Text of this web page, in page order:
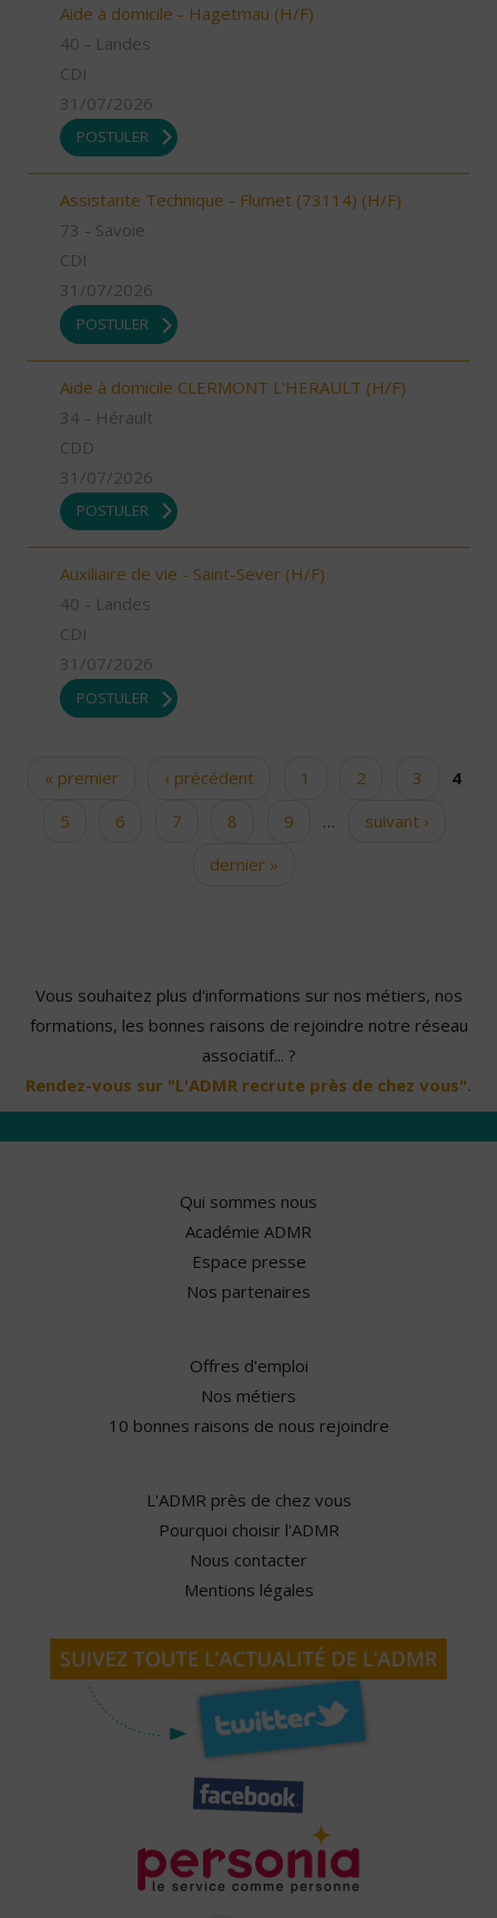
Aide à domicile - Hagetmau (H/F)
40 - Landes
CDI
31/07/2026
POSTULER
Assistante Technique - Flumet (73114) (H/F)
73 - Savoie
CDI
31/07/2026
POSTULER
Aide à domicile CLERMONT L'HERAULT (H/F)
34 - Hérault
CDD
31/07/2026
POSTULER
Auxiliaire de vie - Saint-Sever (H/F)
40 - Landes
CDI
31/07/2026
POSTULER
Pages« premier ‹ précédent 1 2 3
4
5
6 7 8 9 …
suivant ›
dernier »
Vous souhaitez plus d'informations sur nos métiers, nos
formations, les bonnes raisons de rejoindre notre réseau
associatif... ?
Rendez-vous sur "L'ADMR recrute près de chez vous".
Qui sommes nous
Académie ADMR
Espace presse
Nos partenaires
Offres d'emploi
Nos métiers
10 bonnes raisons de nous rejoindre
L'ADMR près de chez vous
Pourquoi choisir l'ADMR
Nous contacter
Mentions légales